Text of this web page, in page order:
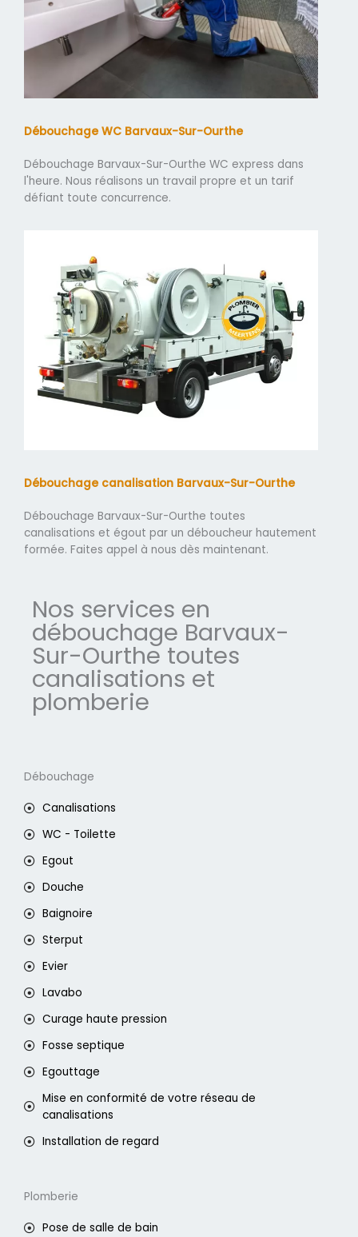
Débouchage WC Barvaux-Sur-Ourthe
Débouchage Barvaux-Sur-Ourthe WC express dans
l'heure. Nous réalisons un travail propre et un tarif
défiant toute concurrence.
Débouchage canalisation Barvaux-Sur-Ourthe
Débouchage Barvaux-Sur-Ourthe toutes
canalisations et égout par un déboucheur hautement
formée. Faites appel à nous dès maintenant.
Nos services en
débouchage Barvaux-
Sur-Ourthe toutes
canalisations et
plomberie
Débouchage
Canalisations
WC - Toilette
Egout
Douche
Baignoire
Sterput
Evier
Lavabo
Curage haute pression
Fosse septique
Egouttage
Mise en conformité de votre réseau de
canalisations
Installation de regard
Plomberie
Pose de salle de bain